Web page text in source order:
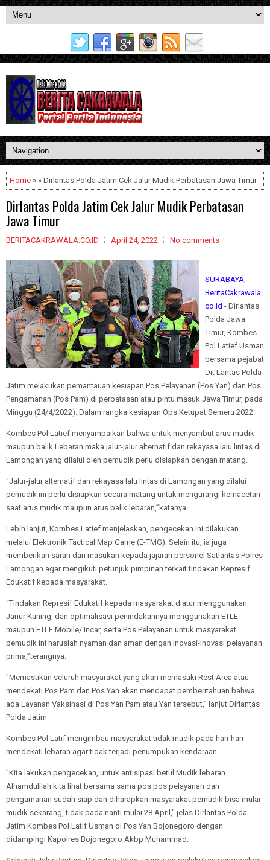
Home » » Dirlantas Polda Jatim Cek Jalur Mudik Perbatasan Jawa Timur
Dirlantas Polda Jatim Cek Jalur Mudik Perbatasan
Jawa Timur
BERITACAKRAWALA.CO.ID April 24, 2022 No comments
SURABAYA,
BeritaCakrawala.
co.id - Dirlantas
Polda Jawa
Timur, Kombes
Pol Latief Usman
bersama pejabat
Dit Lantas Polda
Jatim melakukan pemantauan kesiapan Pos Pelayanan (Pos Yan) dan Pos
Pengamanan (Pos Pam) di perbatasan atau pintu masuk Jawa Timur, pada
Minggu (24/4/2022). Dalam rangka kesiapan Ops Ketupat Semeru 2022.
Kombes Pol Latief menyampaikan bahwa untuk menyambut arus mudik
maupun balik Lebaran maka jalur-jalur alternatif dan rekayasa lalu lintas di
Lamongan yang dilalui oleh pemudik perlu disiapkan dengan matang.
“Jalur-jalur alternatif dan rekayasa lalu lintas di Lamongan yang dilalui
pemudik ini perlu disiapkan secara matang untuk mengurangi kemacetan
saat arus mudik maupun arus balik lebaran,”katanya.
Lebih lanjut, Kombes Latief menjelaskan, pengecekan ini dilakukan
melalui Elektronik Tactical Map Game (E-TMG). Selain itu, ia juga
memberikan saran dan masukan kepada jajaran personel Satlantas Polres
Lamongan agar mengikuti petunjuk pimpinan terkait tindakan Represif
Edukatif kepada masyarakat.
“Tindakan Represif Edukatif kepada masyarakat diatur menggunakan
Janur Kuning, dan optimalisasi penindakannya menggunakan ETLE
maupun ETLE Mobile/ Incar, serta Pos Pelayanan untuk masyarakat
pemudik ini haruslah nyaman dan aman dengan inovasi-inovasi pelayanan
prima,”terangnya.
"Memastikan seluruh masyarakat yang akan memasuki Rest Area atau
mendekati Pos Pam dan Pos Yan akan mendapat pemberitahuan bahwa
ada Layanan Vaksinasi di Pos Yan Pam atau Yan tersebut," lanjut Dirlantas
Polda Jatim
Kombes Pol Latif mengimbau masyarakat tidak mudik pada hari-hari
mendekati lebaran agar tidak terjadi penumpukan kendaraan.
"Kita lakukan pengecekan, untuk antisipasi betul Mudik lebaran.
Alhamdulilah kita lihat bersama sama pos pos pelayanan dan
pengamanan sudah siap dan diharapkan masyarakat pemudik bisa mulai
mudik sekarang, tidak pada nanti mulai 28 April," jelas Dirlantas Polda
Jatim Kombes Pol Latif Usman di Pos Yan Bojonegoro dengan
didampingi Kapolres Bojonegoro Akbp Muhammad.